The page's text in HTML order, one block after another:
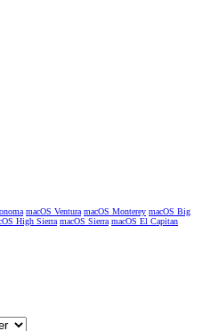
macOS Ventura macOS Monterey macOS Big
High Sierra macOS Sierra macOS El Capitan